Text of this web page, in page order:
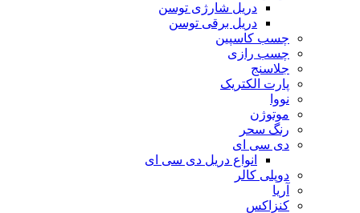
دریل شارژی توسن
دریل برقی توسن
چسب کاسپین
چسب رازی
جلاسنج
پارت الکتریک
نووا
موتوژن
رنگ سحر
دی سی ای
انواع دریل دی سی ای
دوپلی کالر
آریا
کنزاکس